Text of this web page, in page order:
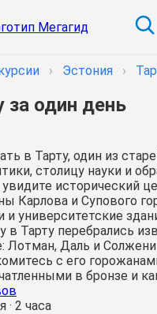
› Эстония ›
за один день
в Тарту, один из
столицу науки и
исторический
Карлова и Супового
и университетские
в Тарту перебрались
Лотман, Даль и
с его
в бронзе и
· 2 часа